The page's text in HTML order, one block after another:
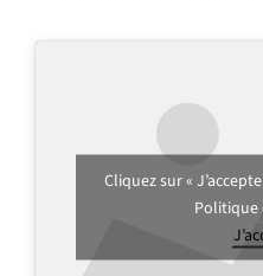
Cliquez sur «
Politique